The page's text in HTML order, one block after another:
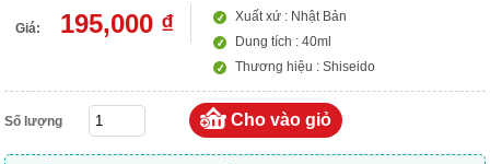
Giá: 195,000 ₫
Xuất xứ : Nhật Bản
Dung tích : 40ml
Thương hiệu : Shiseido
Số lượng